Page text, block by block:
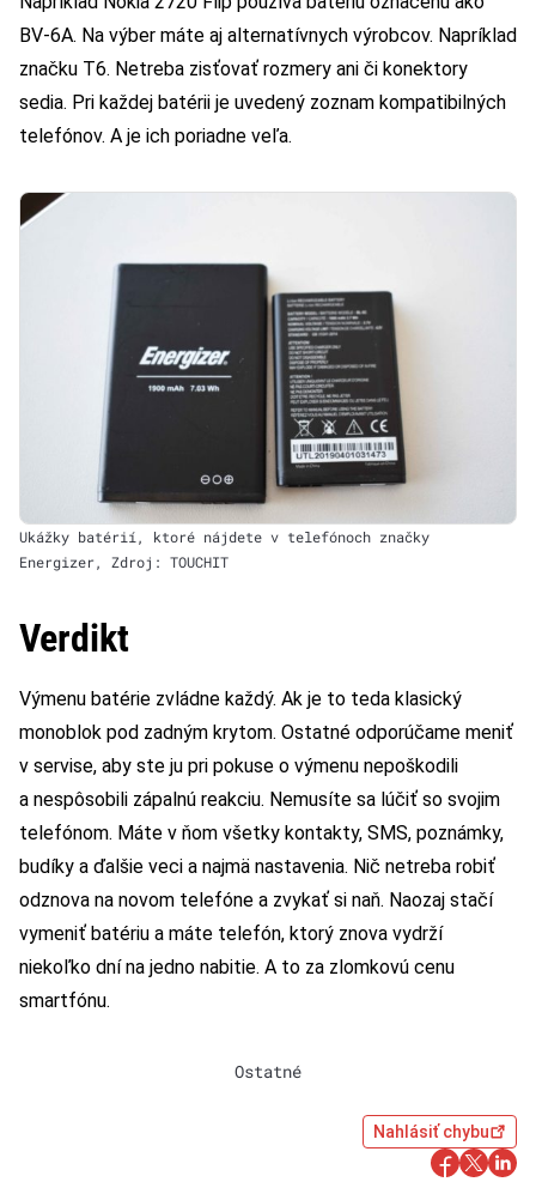
BV-6A. Na výber máte aj alternatívnych výrobcov. Napríklad
značku T6. Netreba zisťovať rozmery ani či konektory
sedia. Pri každej batérii je uvedený zoznam kompatibilných
telefónov. A je ich poriadne veľa.
Ukážky batérií, ktoré nájdete v telefónoch značky
Energizer, Zdroj: TOUCHIT
Verdikt
Výmenu batérie zvládne každý. Ak je to teda klasický
monoblok pod zadným krytom. Ostatné odporúčame meniť
v servise, aby ste ju pri pokuse o výmenu nepoškodili
a nespôsobili zápalnú reakciu. Nemusíte sa lúčiť so svojim
telefónom. Máte v ňom všetky kontakty, SMS, poznámky,
budíky a ďalšie veci a najmä nastavenia. Nič netreba robiť
odznova na novom telefóne a zvykať si naň. Naozaj stačí
vymeniť batériu a máte telefón, ktorý znova vydrží
niekoľko dní na jedno nabitie. A to za zlomkovú cenu
smartfónu.
Ostatné
Nahlásiť chybu